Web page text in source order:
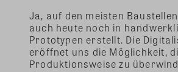
Ja, auf den meisten
auch heute noch in
Prototypen erstellt. Die
eröffnet uns die Möglichkeit,
Produktionsweise zu